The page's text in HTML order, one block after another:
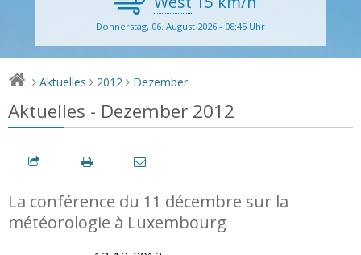
Donnerstag, 06. August 2026 - 08:45 Uhr
> Aktuelles > 2012 > Dezember
Aktuelles - Dezember 2012
La conférence du 11 décembre sur la
météorologie à Luxembourg